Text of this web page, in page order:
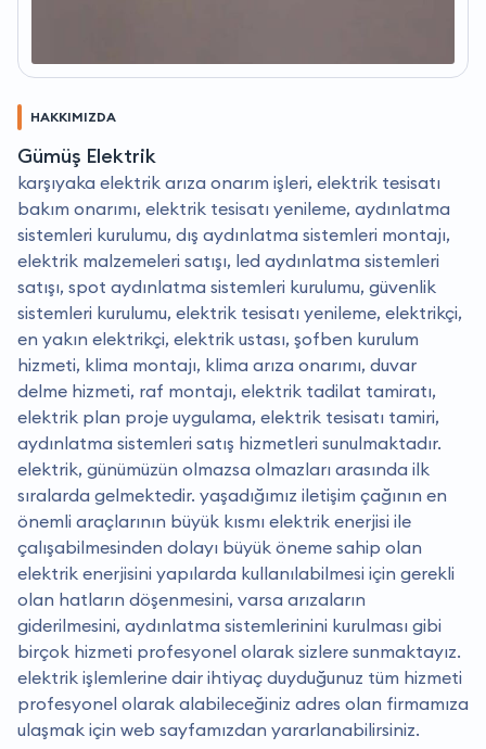
HAKKIMIZDA
Gümüş Elektrik
karşıyaka elektrik arıza onarım işleri, elektrik tesisatı
bakım onarımı, elektrik tesisatı yenileme, aydınlatma
sistemleri kurulumu, dış aydınlatma sistemleri montajı,
elektrik malzemeleri satışı, led aydınlatma sistemleri
satışı, spot aydınlatma sistemleri kurulumu, güvenlik
sistemleri kurulumu, elektrik tesisatı yenileme, elektrikçi,
en yakın elektrikçi, elektrik ustası, şofben kurulum
hizmeti, klima montajı, klima arıza onarımı, duvar
delme hizmeti, raf montajı, elektrik tadilat tamiratı,
elektrik plan proje uygulama, elektrik tesisatı tamiri,
aydınlatma sistemleri satış hizmetleri sunulmaktadır.
elektrik, günümüzün olmazsa olmazları arasında ilk
sıralarda gelmektedir. yaşadığımız iletişim çağının en
önemli araçlarının büyük kısmı elektrik enerjisi ile
çalışabilmesinden dolayı büyük öneme sahip olan
elektrik enerjisini yapılarda kullanılabilmesi için gerekli
olan hatların döşenmesini, varsa arızaların
giderilmesini, aydınlatma sistemlerinini kurulması gibi
birçok hizmeti profesyonel olarak sizlere sunmaktayız.
elektrik işlemlerine dair ihtiyaç duyduğunuz tüm hizmeti
profesyonel olarak alabileceğiniz adres olan firmamıza
ulaşmak için web sayfamızdan yararlanabilirsiniz.